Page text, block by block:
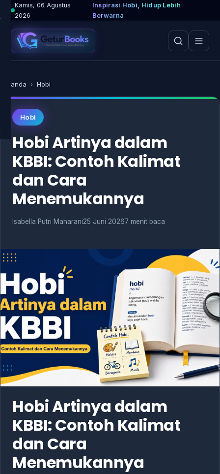
Lewati
ke
konten
Kamis, 06 Agustus
2026
Inspirasi Hobi, Hidup Lebih
Berwarna
Beranda › Hobi
Hobi
Hobi Artinya dalam
KBBI: Contoh Kalimat
dan Cara
Menemukannya
Isabella Putri Maharani25 Juni 20267 menit baca
Hobi Artinya dalam
KBBI: Contoh Kalimat
dan Cara
Menemukannya